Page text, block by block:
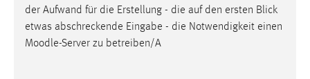
der Aufwand für die Erstellung - die auf den ersten Blick
etwas abschreckende Eingabe - die Notwendigkeit einen
Moodle-Server zu betreiben/A